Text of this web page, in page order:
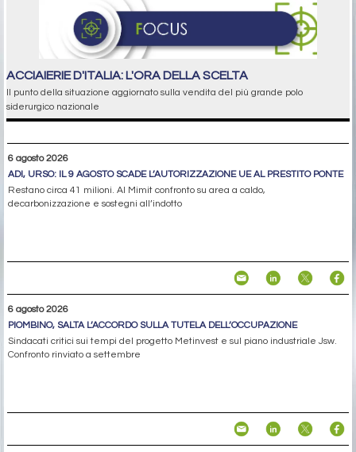
ACCIAIERIE D'ITALIA: L'ORA DELLA SCELTA
Il punto della situazione aggiornato sulla vendita del più grande polo
siderurgico nazionale
6 agosto 2026
ADI, URSO: IL 9 AGOSTO SCADE L’AUTORIZZAZIONE UE AL PRESTITO PONTE
Restano circa 41 milioni. Al Mimit confronto su area a caldo,
decarbonizzazione e sostegni all’indotto
6 agosto 2026
PIOMBINO, SALTA L’ACCORDO SULLA TUTELA DELL’OCCUPAZIONE
Sindacati critici sui tempi del progetto Metinvest e sul piano industriale Jsw.
Confronto rinviato a settembre